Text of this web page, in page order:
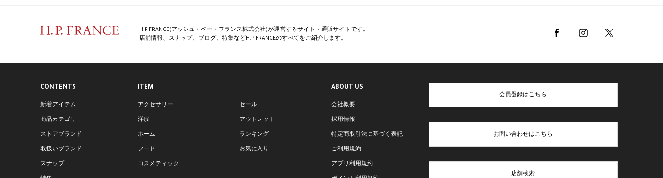
H.P.FRANCE(アッシュ・ペー・フランス株式会社)が運営するサイト・通販サイトです。
店舗情報、スナップ、ブログ、特集などH.P.FRANCEのすべてをご紹介します。
CONTENTS
新着アイテム
商品カテゴリ
ストアブランド
取扱いブランド
スナップ
ITEM
アクセサリー
洋服
ホーム
フード
コスメティック
セール
アウトレット
ランキング
お気に入り
ABOUT US
会社概要
採用情報
特定商取引法に基づく表記
ご利用規約
アプリ利用規約
会員登録はこちら
お問い合わせはこちら
店舗検索